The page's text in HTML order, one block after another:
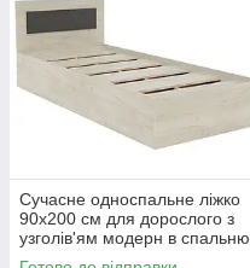
Сучасне односпальне ліжко
90х200 см для дорослого з
узголів'ям модерн в спальню
ЛДСП Viva Гарант дуб крафт